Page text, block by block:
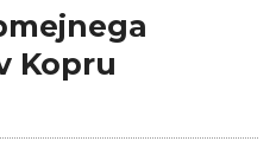
Kopru